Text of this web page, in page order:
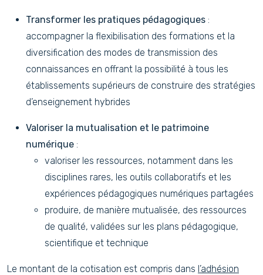
Transformer les pratiques pédagogiques :
accompagner la flexibilisation des formations et la
diversification des modes de transmission des
connaissances en offrant la possibilité à tous les
établissements supérieurs de construire des stratégies
d’enseignement hybrides
Valoriser la mutualisation et le patrimoine
numérique :
valoriser les ressources, notamment dans les
disciplines rares, les outils collaboratifs et les
expériences pédagogiques numériques partagées
produire, de manière mutualisée, des ressources
de qualité, validées sur les plans pédagogique,
scientifique et technique
Le montant de la cotisation est compris dans l’adhésion